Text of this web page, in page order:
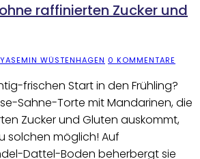
raffinierten Zucker und
YASEMIN WÜSTENHAGEN 0 KOMMENTARE
frischen Start in den Frühling?
Sahne-Torte mit Mandarinen, die
Zucker und Gluten auskommt,
solchen möglich! Auf
Dattel-Boden beherbergt sie